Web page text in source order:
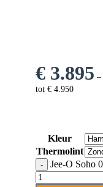
€ 3.895 –
tot € 4.950
Kleur
Thermolint
Jee-O Soho